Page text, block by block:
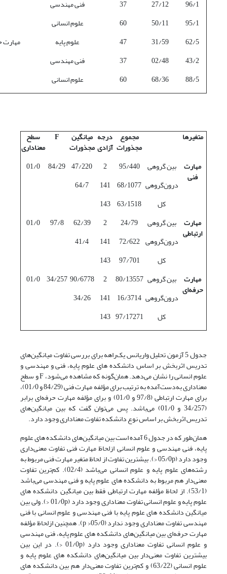
96/1
27/12
37
فنی مهندسی
95/1
50/11
60
علوم انسانی
62/5
31/59
47 علوم پایه
مهارت
43/2
02/48
37
فنی مهندسی
88/5
68/36
60 علوم انسانی
متغیرها مجموع
مجذورات
درجه
آزادی
میانگین
مجذورات
F سطح
معناداری
مهارت
فنی
بین گروهی 95/440
2
47/220
84/29
01/0
درون‌گروهی 68/1077
141
64/7
کل
63/1518
143
مهارت
ارتباطی
بین گروهی 24/79
2
62/39
97/8
01/0
درون‌گروهی 72/622
141
41/4
کل
97/701
143
مهارت
حرفه‌ای
بین گروهی 80/13557
2
90/6778
34/257
01/0
درون‌گروهی 16/3714
141
34/26
کل
97/17271
143
جدول 5 آزمون تحلیل واریانس یک‌راهه برای بررسی تفاوت میانگین‌های
تدریس اثربخش بر اساس دانشکده های علوم پایه، فنی و مهندسی و
علوم انسانی را نشان می‌دهد. همان‌گونه که مشاهده می‌شود، F و سطح
معناداری به‌دست‌آمده به ترتیب برای مؤلفه مهارت فنی (84/29 و 01/0)،
برای مهارت ارتباطی (97/8 و 01/0) و برای مؤلفه مهارت حرفه‌ای برابر
(34/257 و 01/0) می‌باشد. پس می‌توان گفت که بین میانگین‌های
تدریس اثربخش بر اساس نوع دانشکده تفاوت معناداری وجود دارد.
همان‌طور که در جدول 6 آمده است بین میانگین‌های دانشکده های علوم
پایه، فنی مهندسی و علوم انسانی ازلحاظ مهارت فنی تفاوت معنی‌داری
وجود دارد (05/0p <). بیشترین تفاوت از لحاظ متغیر مهارت فنی مربوط به
رشته‌های علوم پایه و علوم انسانی می‌باشد (02/4). کم‌ترین تفاوت
معنی‌دار هم مربوط به دانشکده های علوم پایه و فنی مهندسی می‌باشد
(53/1). از لحاظ مؤلفه مهارت ارتباطی فقط بین میانگین دانشکده های
علوم پایه و علوم انسانی تفاوت معناداری وجود دارد (01/0p <). ولی بین
میانگین دانشکده های علوم پایه با فنی مهندسی و علوم انسانی با فنی
مهندسی تفاوت معناداری وجود ندارد (05/0< p). همچنین ازلحاظ مؤلفه
مهارت حرفه‌ای بین میانگین‌های دانشکده های علوم پایه، فنی مهندسی
و علوم انسانی تفاوت معناداری وجود دارد (01/0p <). در این ‌بین
بیشترین تفاوت معنی‌دار بین میانگین‌های دانشکده های علوم پایه و
علوم انسانی (63/22) و کم‌ترین تفاوت معنی‌دار هم بین دانشکده های